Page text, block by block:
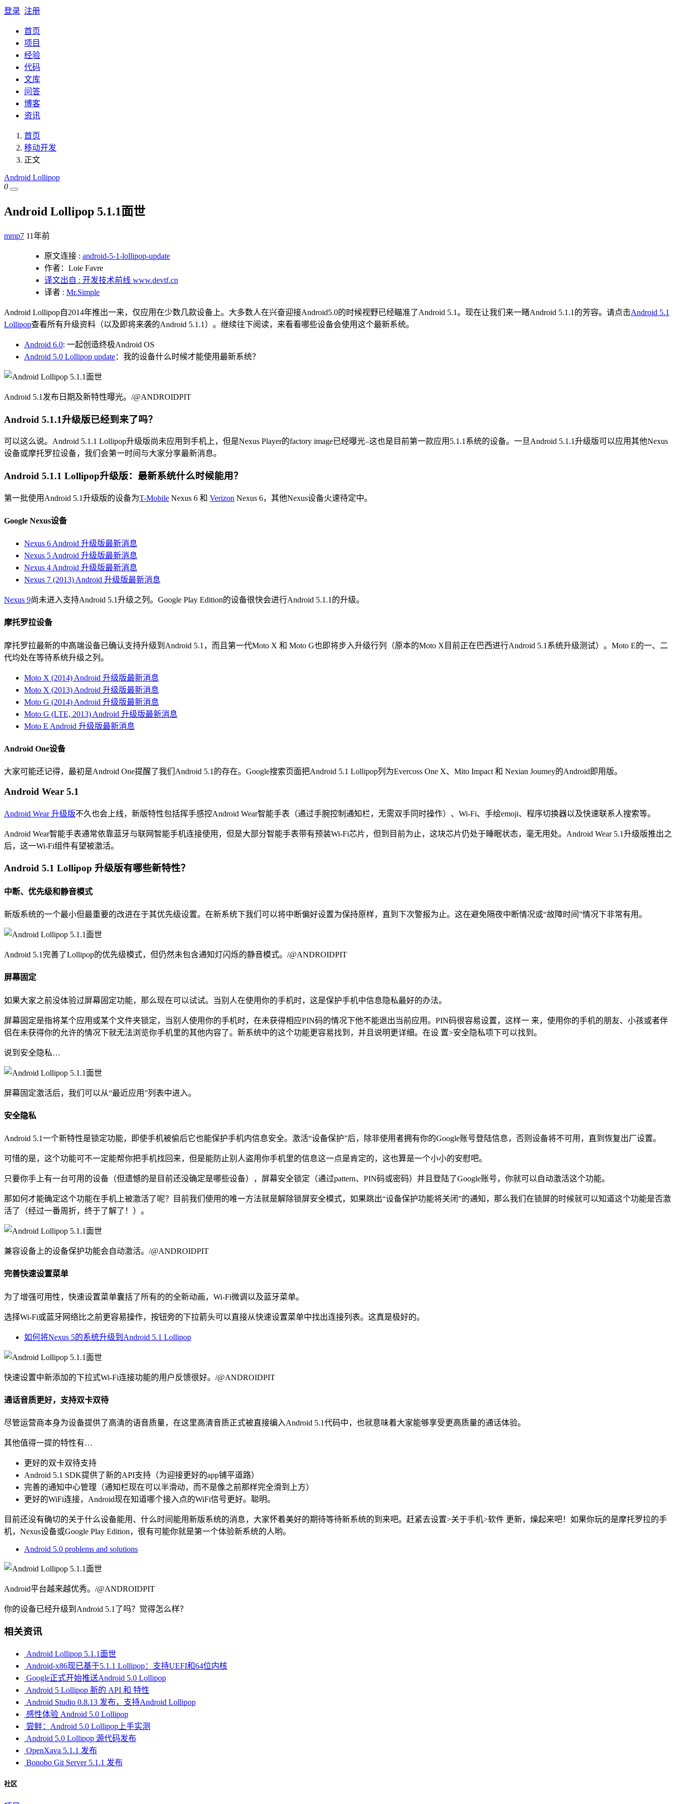
登录 注册
首页
项目
经验
代码
文库
问答
博客
资讯
首页
移动开发
正文
Android Lollipop
0
Android Lollipop 5.1.1面世
mmp7 11年前
原文连接 : android-5-1-lollipop-update
作者：Loie Favre
译文出自 : 开发技术前线 www.devtf.cn
译者 : Mr.Simple
Android Lollipop自2014年推出一来，仅应用在少数几款设备上。大多数人在兴奋迎接Android5.0的时候视野已经瞄准了Android 5.1。现在让我们来一睹Android 5.1.1的芳容。请点击Android 5.1
Lollipop查看所有升级资料（以及即将来袭的Android 5.1.1）。继续往下阅读，来看看哪些设备会使用这个最新系统。
Android 6.0: 一起创造终极Android OS
Android 5.0 Lollipop update：我的设备什么时候才能使用最新系统？
Android 5.1发布日期及新特性曝光。/@ANDROIDPIT
Android 5.1.1升级版已经到来了吗？
可以这么说。Android 5.1.1 Lollipop升级版尚未应用到手机上，但是Nexus Player的factory image已经曝光–这也是目前第一款应用5.1.1系统的设备。一旦Android 5.1.1升级版可以应用其他Nexus
设备或摩托罗拉设备，我们会第一时间与大家分享最新消息。
Android 5.1.1 Lollipop升级版：最新系统什么时候能用？
第一批使用Android 5.1升级版的设备为T-Mobile Nexus 6 和 Verizon Nexus 6，其他Nexus设备火速待定中。
Google Nexus设备
Nexus 6 Android 升级版最新消息
Nexus 5 Android 升级版最新消息
Nexus 4 Android 升级版最新消息
Nexus 7 (2013) Android 升级版最新消息
Nexus 9尚未进入支持Android 5.1升级之列。Google Play Edition的设备很快会进行Android 5.1.1的升级。
摩托罗拉设备
摩托罗拉最新的中高端设备已确认支持升级到Android 5.1，而且第一代Moto X 和 Moto G也即将步入升级行列（原本的Moto X目前正在巴西进行Android 5.1系统升级测试）。Moto E的一、二
代均处在等待系统升级之列。
Moto X (2014) Android 升级版最新消息
Moto X (2013) Android 升级版最新消息
Moto G (2014) Android 升级版最新消息
Moto G (LTE, 2013) Android 升级版最新消息
Moto E Android 升级版最新消息
Android One设备
大家可能还记得，最初是Android One提醒了我们Android 5.1的存在。Google搜索页面把Android 5.1 Lollipop列为Evercoss One X、Mito Impact 和 Nexian Journey的Android即用版。
Android Wear 5.1
Android Wear 升级版不久也会上线，新版特性包括挥手感控Android Wear智能手表（通过手腕控制通知栏，无需双手同时操作）、Wi-Fi、手绘emoji、程序切换器以及快速联系人搜索等。
Android Wear智能手表通常依靠蓝牙与联网智能手机连接使用，但是大部分智能手表带有预装Wi-Fi芯片，但到目前为止，这块芯片仍处于睡眠状态，毫无用处。Android Wear 5.1升级版推出之
后，这一Wi-Fi组件有望被激活。
Android 5.1 Lollipop 升级版有哪些新特性？
中断、优先级和静音模式
新版系统的一个最小但最重要的改进在于其优先级设置。在新系统下我们可以将中断偏好设置为保持原样，直到下次警报为止。这在避免隔夜中断情况或“故障时间”情况下非常有用。
Android 5.1完善了Lollipop的优先级模式，但仍然未包含通知灯闪烁的静音模式。/@ANDROIDPIT
屏幕固定
如果大家之前没体验过屏幕固定功能，那么现在可以试试。当别人在使用你的手机时，这是保护手机中信息隐私最好的办法。
屏幕固定是指将某个应用或某个文件夹锁定，当别人使用你的手机时，在未获得相应PIN码的情况下他不能退出当前应用。PIN码很容易设置，这样一 来，使用你的手机的朋友、小孩或者伴
侣在未获得你的允许的情况下就无法浏览你手机里的其他内容了。新系统中的这个功能更容易找到，并且说明更详细。在设 置>安全隐私项下可以找到。
说到安全隐私…
屏幕固定激活后，我们可以从“最近应用”列表中进入。
安全隐私
Android 5.1一个新特性是锁定功能，即使手机被偷后它也能保护手机内信息安全。激活“设备保护”后，除非使用者拥有你的Google账号登陆信息，否则设备将不可用，直到恢复出厂设置。
可惜的是，这个功能可不一定能帮你把手机找回来，但是能防止别人盗用你手机里的信息这一点是肯定的，这也算是一个小小的安慰吧。
只要你手上有一台可用的设备（但遗憾的是目前还没确定是哪些设备），屏幕安全锁定（通过pattern、PIN码或密码）并且登陆了Google账号，你就可以自动激活这个功能。
那如何才能确定这个功能在手机上被激活了呢？目前我们使用的唯一方法就是解除锁屏安全模式，如果跳出“设备保护功能将关闭”的通知，那么我们在锁屏的时候就可以知道这个功能是否激
活了（经过一番周折，终于了解了！）。
兼容设备上的设备保护功能会自动激活。/@ANDROIDPIT
完善快速设置菜单
为了增强可用性，快速设置菜单囊括了所有的的全新动画，Wi-Fi微调以及蓝牙菜单。
选择Wi-Fi或蓝牙网络比之前更容易操作，按钮旁的下拉箭头可以直接从快速设置菜单中找出连接列表。这真是极好的。
如何将Nexus 5的系统升级到Android 5.1 Lollipop
快速设置中新添加的下拉式Wi-Fi连接功能的用户反馈很好。/@ANDROIDPIT
通话音质更好，支持双卡双待
尽管运营商本身为设备提供了高清的语音质量，在这里高清音质正式被直接编入Android 5.1代码中，也就意味着大家能够享受更高质量的通话体验。
其他值得一提的特性有…
更好的双卡双待支持
Android 5.1 SDK提供了新的API支持（为迎接更好的app铺平道路）
完善的通知中心管理（通知栏现在可以半滑动，而不是像之前那样完全滑到上方）
更好的WiFi连接，Android现在知道哪个接入点的WiFi信号更好。聪明。
目前还没有确切的关于什么设备能用、什么时间能用新版系统的消息，大家怀着美好的期待等待新系统的到来吧。赶紧去设置>关于手机>软件 更新，燥起来吧！如果你玩的是摩托罗拉的手
机，Nexus设备或Google Play Edition，很有可能你就是第一个体验新系统的人哟。
Android 5.0 problems and solutions
Android平台越来越优秀。/@ANDROIDPIT
你的设备已经升级到Android 5.1了吗？觉得怎么样？
相关资讯
Android Lollipop 5.1.1面世
Android-x86现已基于5.1.1 Lollipop：支持UEFI和64位内核
Google正式开始推送Android 5.0 Lollipop
Android 5 Lollipop 新的 API 和 特性
Android Studio 0.8.13 发布，支持Android Lollipop
感性体验 Android 5.0 Lollipop
尝鲜：Android 5.0 Lollipop上手实测
Android 5.0 Lollipop 源代码发布
OpenXava 5.1.1 发布
Bonobo Git Server 5.1.1 发布
社区